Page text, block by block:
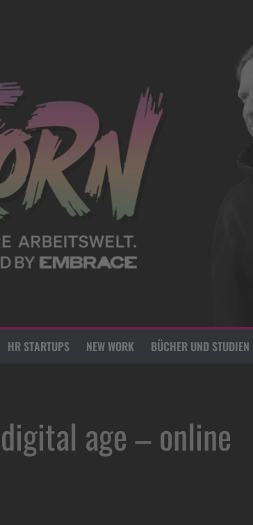
HR STARTUPS NEW WORK BÜCHER UND STUDIEN
age – online